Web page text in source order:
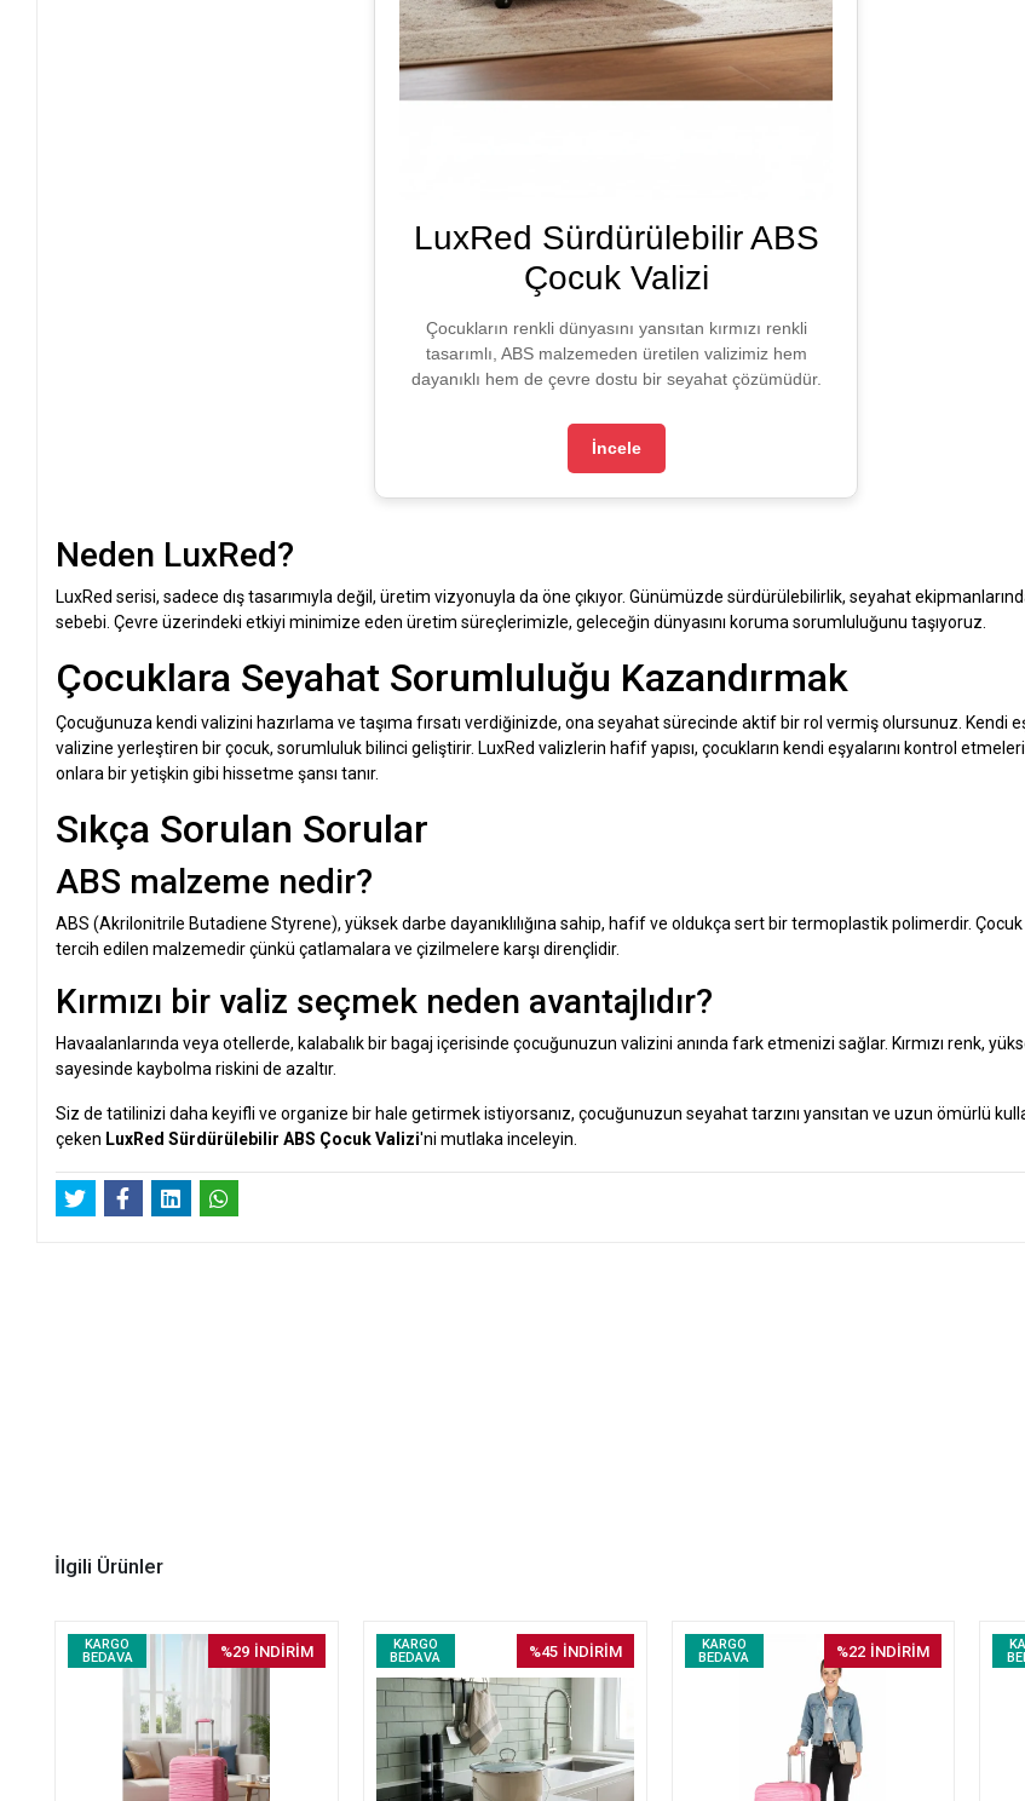
LuxRed Sürdürülebilir ABS
Çocuk Valizi
Çocukların renkli dünyasını yansıtan kırmızı renkli
tasarımlı, ABS malzemeden üretilen valizimiz hem
dayanıklı hem de çevre dostu bir seyahat çözümüdür.
İncele
Neden LuxRed?
LuxRed serisi, sadece dış tasarımıyla değil, üretim vizyonuyla da öne çıkıyor. Günümüzde sürdürülebilirlik, seyahat
sebebi. Çevre üzerindeki etkiyi minimize eden üretim süreçlerimizle, geleceğin dünyasını koruma sorumluluğunu taşıyoruz.
Çocuklara Seyahat Sorumluluğu Kazandırmak
Çocuğunuza kendi valizini hazırlama ve taşıma fırsatı verdiğinizde, ona seyahat sürecinde aktif bir rol vermiş olursunuz. Kendi
valizine yerleştiren bir çocuk, sorumluluk bilinci geliştirir. LuxRed valizlerin hafif yapısı, çocukların kendi eşyalarını kontrol
onlara bir yetişkin gibi hissetme şansı tanır.
Sıkça Sorulan Sorular
ABS malzeme nedir?
ABS (Akrilonitrile Butadiene Styrene), yüksek darbe dayanıklılığına sahip, hafif ve oldukça sert bir termoplastik polimerdir.
tercih edilen malzemedir çünkü çatlamalara ve çizilmelere karşı dirençlidir.
Kırmızı bir valiz seçmek neden avantajlıdır?
Havaalanlarında veya otellerde, kalabalık bir bagaj içerisinde çocuğunuzun valizini anında fark etmenizi sağlar. Kırmızı renk,
sayesinde kaybolma riskini de azaltır.
Siz de tatilinizi daha keyifli ve organize bir hale getirmek istiyorsanız, çocuğunuzun seyahat tarzını yansıtan ve uzun ömürlü
çeken LuxRed Sürdürülebilir ABS Çocuk Valizi'ni mutlaka inceleyin.
İlgili Ürünler
KARGO
BEDAVA
%29 İNDİRİM
KARGO
BEDAVA
%45 İNDİRİM
KARGO
BEDAVA
%22 İNDİRİM